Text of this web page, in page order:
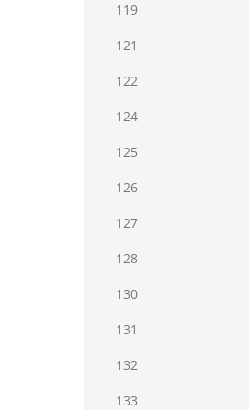
119
121
122
124
125
126
127
128
130
131
132
133